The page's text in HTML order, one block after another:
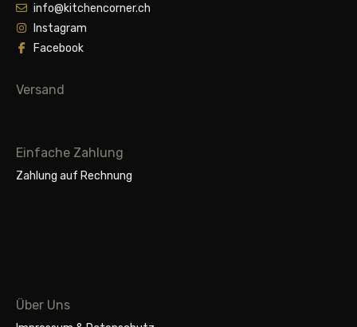
info@kitchencorner.ch
Instagram
Facebook
Versand
Einfache Zahlung
Zahlung auf Rechnung
Über Uns